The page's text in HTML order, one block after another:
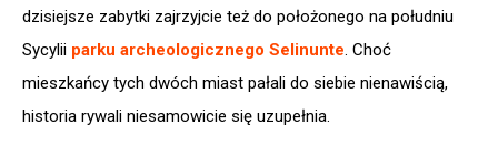
dzisiejsze zabytki zajrzyjcie też do położonego na południu
Sycylii parku archeologicznego Selinunte. Choć
mieszkańcy tych dwóch miast pałali do siebie nienawiścią,
historia rywali niesamowicie się uzupełnia.